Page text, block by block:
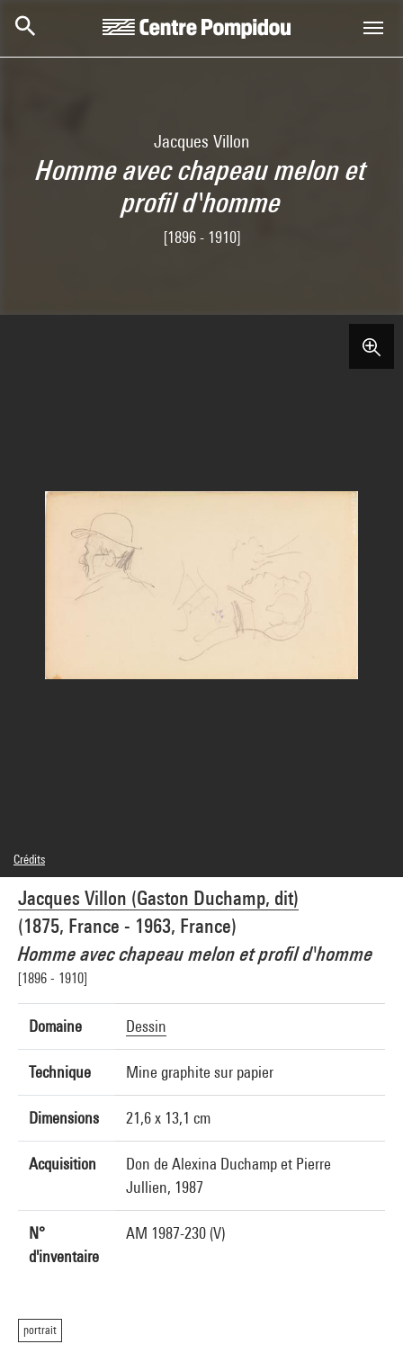
Jacques Villon
Homme avec chapeau melon et
profil d'homme
[1896 - 1910]
Jacques Villon (Gaston Duchamp, dit)
(1875, France - 1963, France)
Homme avec chapeau melon et profil d'homme
[1896 - 1910]
Domaine Dessin
Technique Mine graphite sur papier
Dimensions 21,6 x 13,1 cm
Acquisition
Don de Alexina Duchamp et Pierre
Jullien, 1987
N°
d'inventaire
AM 1987-230 (V)
portrait
Crédits
© Jacques Villon / Adagp, Paris
Crédit photographique : Centre Pompidou, MNAM-CCI/Philippe Migeat/Dist.
GrandPalaisRmn
Réf. image : 4N73697
Diffusion image :GrandPalaisRmnPhoto